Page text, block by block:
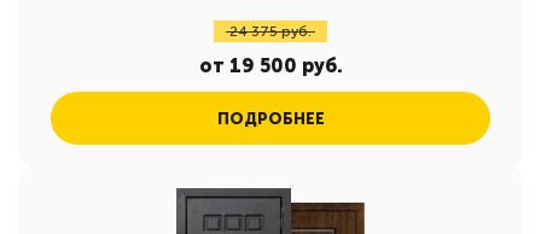
24 375 руб.
от 19 500 руб.
ПОДРОБНЕЕ